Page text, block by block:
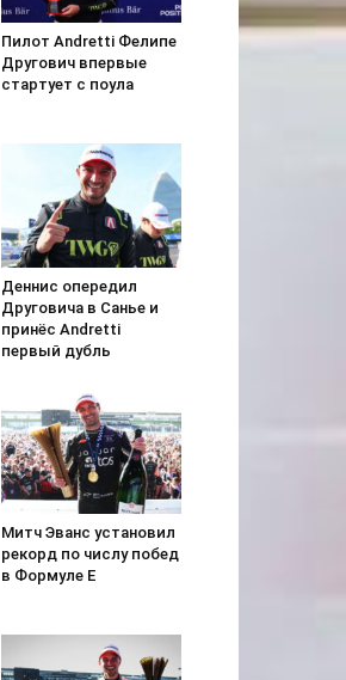
Пилот Andretti Фелипе
Другович впервые
стартует с поула
Деннис опередил
Друговича в Санье и
принёс Andretti
первый дубль
Митч Эванс установил
рекорд по числу побед
в Формуле Е